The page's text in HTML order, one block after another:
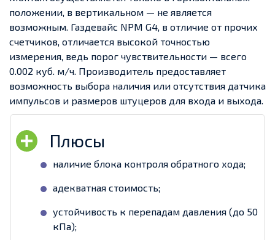
положении, в вертикальном — не является
возможным. Газдевайс NPM G4, в отличие от прочих
счетчиков, отличается высокой точностью
измерения, ведь порог чувствительности — всего
0.002 куб. м/ч. Производитель предоставляет
возможность выбора наличия или отсутствия датчика
импульсов и размеров штуцеров для входа и выхода.
наличие блока контроля обратного хода;
адекватная стоимость;
устойчивость к перепадам давления (до 50
кПа);